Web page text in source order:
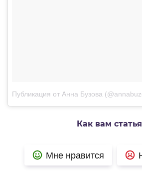
Публикация от Анна Бузова
Как вам
Мне нравится